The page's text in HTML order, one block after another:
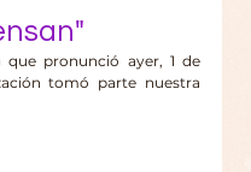
pronunció ayer, 1 de
tomó parte nuestra